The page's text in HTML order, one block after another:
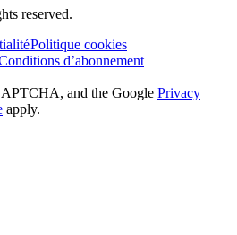
reserved.
Politique cookies
d’abonnement
and the Google Privacy
apply.